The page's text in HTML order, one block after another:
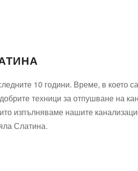
10 години. Време, в което
техници за отпушване на
изпълняваме нашите
Слатина.